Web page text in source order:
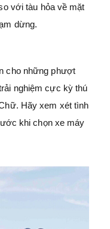
với tàu hỏa về mặt
dừng.
cho những phượt
nghiệm cực kỳ thú
Hãy xem xét tình
khi chọn xe máy